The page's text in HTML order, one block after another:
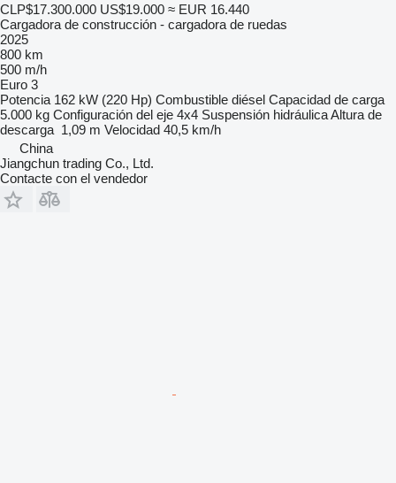
CLP$17.300.000 US$19.000 ≈ EUR 16.440
Cargadora de construcción - cargadora de ruedas
2025
800 km
500 m/h
Euro 3
Potencia 162 kW (220 Hp) Combustible diésel Capacidad de carga
5.000 kg Configuración del eje 4x4 Suspensión hidráulicaAltura de
descarga 1,09 m Velocidad 40,5 km/h
China
Jiangchun trading Co., Ltd.
Contacte con el vendedor